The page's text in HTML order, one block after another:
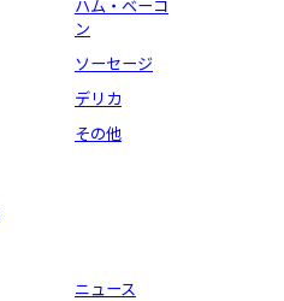
ハム・ベーコ
ン
ソーセージ
デリカ
その他
ニュース